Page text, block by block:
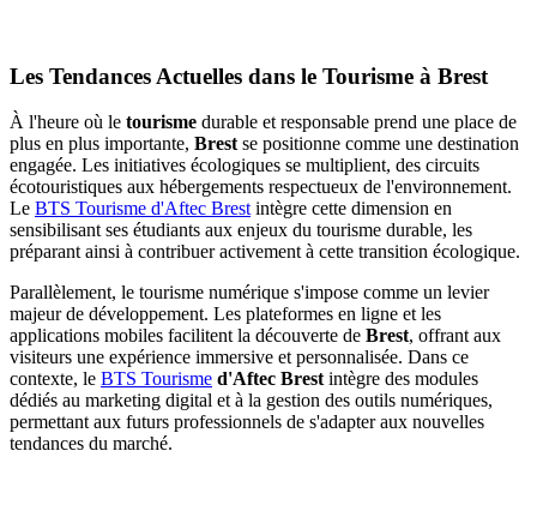
Les Tendances Actuelles dans le Tourisme à Brest
À l'heure où le tourisme durable et responsable prend une place de
plus en plus importante, Brest se positionne comme une destination
engagée. Les initiatives écologiques se multiplient, des circuits
écotouristiques aux hébergements respectueux de l'environnement.
Le BTS Tourisme d'Aftec Brest intègre cette dimension en
sensibilisant ses étudiants aux enjeux du tourisme durable, les
préparant ainsi à contribuer activement à cette transition écologique.
Parallèlement, le tourisme numérique s'impose comme un levier
majeur de développement. Les plateformes en ligne et les
applications mobiles facilitent la découverte de Brest, offrant aux
visiteurs une expérience immersive et personnalisée. Dans ce
contexte, le BTS Tourisme d'Aftec Brest intègre des modules
dédiés au marketing digital et à la gestion des outils numériques,
permettant aux futurs professionnels de s'adapter aux nouvelles
tendances du marché.